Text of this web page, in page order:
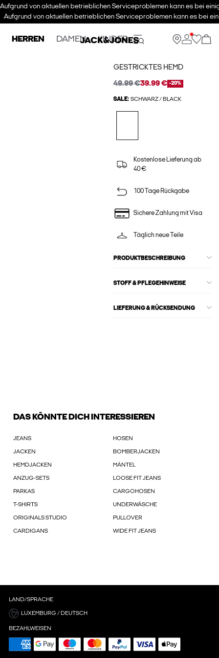
Aufgrund von aktuellen betrieblichen Serviceproblemen kann es bei
Aufgrund von aktuellen betrieblichen Serviceproblemen kann es bei
HERREN DAMEN KINDER
GESTRICKTES HEMD
49.99 €39.99 € -20%
SALE: SCHWARZ / BLACK
Kostenlose Lieferung ab
40 €
100 Tage Rückgabe
Sichere Zahlung mit Visa
Täglich neue Teile
PRODUKTBESCHREIBUNG
STOFF & PFLEGEHINWEISE
LIEFERUNG & RÜCKSENDUNG
DAS KÖNNTE DICH INTERESSIEREN
JEANS HOSEN
JACKEN BOMBERJACKEN
HEMDJACKEN MÄNTEL
ANZUG-SETS LOOSE FIT JEANS
PARKAS CARGOHOSEN
T-SHIRTS UNDERWÄSCHE
ORIGINALS STUDIO PULLOVER
CARDIGANS WIDE FIT JEANS
LAND/SPRACHE
LUXEMBURG / DEUTSCH
BEZAHLWEISEN